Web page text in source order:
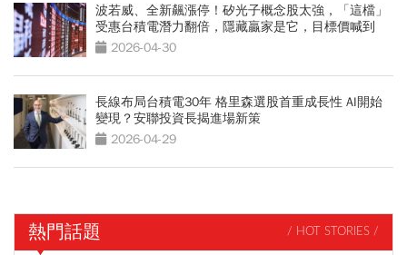
波若威、全新飆漲停！矽光子概念股太強，「這檔」
受惠台積電潛力翻倍，隱藏贏家是它，目標價喊到
30002026-04-30
長線布局台積電30年 格里森選股首重成長性 AI開始
變現？安聯投資長揭進場新策
2026-04-29
熱門話題 / HOT STORIES /